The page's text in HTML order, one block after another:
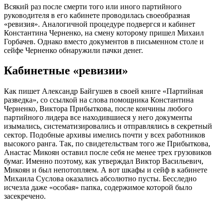
Всякий раз после смерти того или иного партийного
руководителя в его кабинете проводилась своеобразная
«ревизия». Аналогичной процедуре подвергся и кабинет
Константина Черненко, на смену которому пришел Михаил
Горбачев. Однако вместо документов в письменном столе и
сейфе Черненко обнаружили пачки денег.
Кабинетные «ревизии»
Как пишет Александр Байгушев в своей книге «Партийная
разведка», со ссылкой на слова помощника Константина
Черненко, Виктора Прибыткова, после кончины любого
партийного лидера все находившиеся у него документы
изымались, систематизировались и отправлялись в секретный
сектор. Подобные архивы имелись почти у всех работников
высокого ранга. Так, по свидетельствам того же Прибыткова,
Анастас Микоян оставил после себя не менее трех грузовиков
бумаг. Именно поэтому, как утверждал Виктор Васильевич,
Микоян и был непотопляем. А вот шкафы и сейф в кабинете
Михаила Суслова оказались абсолютно пусты. Бесследно
исчезла даже «особая» папка, содержимое которой было
засекречено.